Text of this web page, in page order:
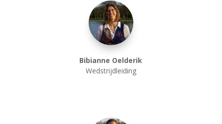
Bibianne Oelderik
Wedstrijdleiding